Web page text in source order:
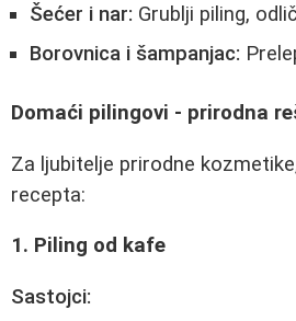
Šećer i nar: Grublji piling,
Borovnica i šampanjac:
Domaći pilingovi - prirodna
Za ljubitelje prirodne
recepta:
1. Piling od kafe
Sastojci: